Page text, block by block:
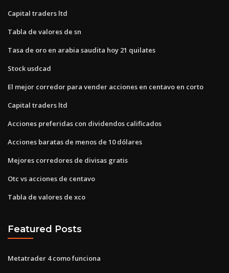
Capital traders ltd
Tabla de valores de sn
Tasa de oro en arabia saudita hoy 21 quilates
Stock usdcad
El mejor corredor para vender acciones en centavo en corto
Capital traders ltd
Acciones preferidas con dividendos calificados
Acciones baratas de menos de 10 dólares
Mejores corredores de divisas gratis
Otc vs acciones de centavo
Tabla de valores de xco
Featured Posts
Metatrader 4 como funciona